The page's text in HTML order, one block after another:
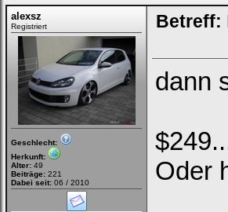
alexsz
Registriert
Geschlecht:
Herkunft:
Alter: 49
Beiträge: 221
Dabei seit: 06 / 2010
Betreff:
dann
Oder